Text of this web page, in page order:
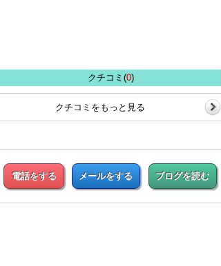
クチコミ(0)
クチコミをもっと見る
電話をする メールをする ブログを読む